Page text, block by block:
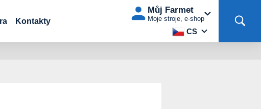
Kontakty
CS
Můj Farmet
Moje stroje, e-shop